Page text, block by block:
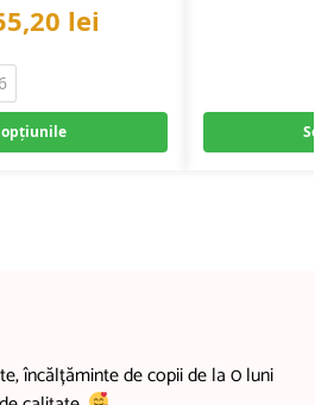
lei
opțiunile
încălțăminte de copii de la 0 luni